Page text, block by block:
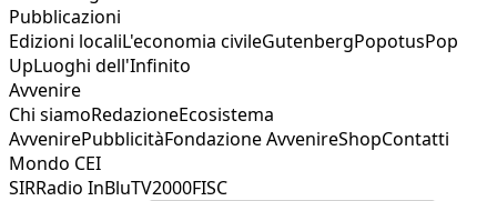
Pubblicazioni
Edizioni localiL'economia civileGutenbergPopotusPop
UpLuoghi dell'Infinito
Avvenire
Chi siamoRedazioneEcosistema
AvvenirePubblicitàFondazione AvvenireShopContatti
Mondo CEI
SIRRadio InBluTV2000FISC